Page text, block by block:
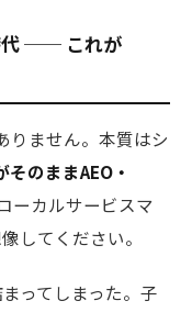
代 ── これが
りません。本質はシ
のままAEO・
ーカルサービスマ
してください。
ってしまった。子